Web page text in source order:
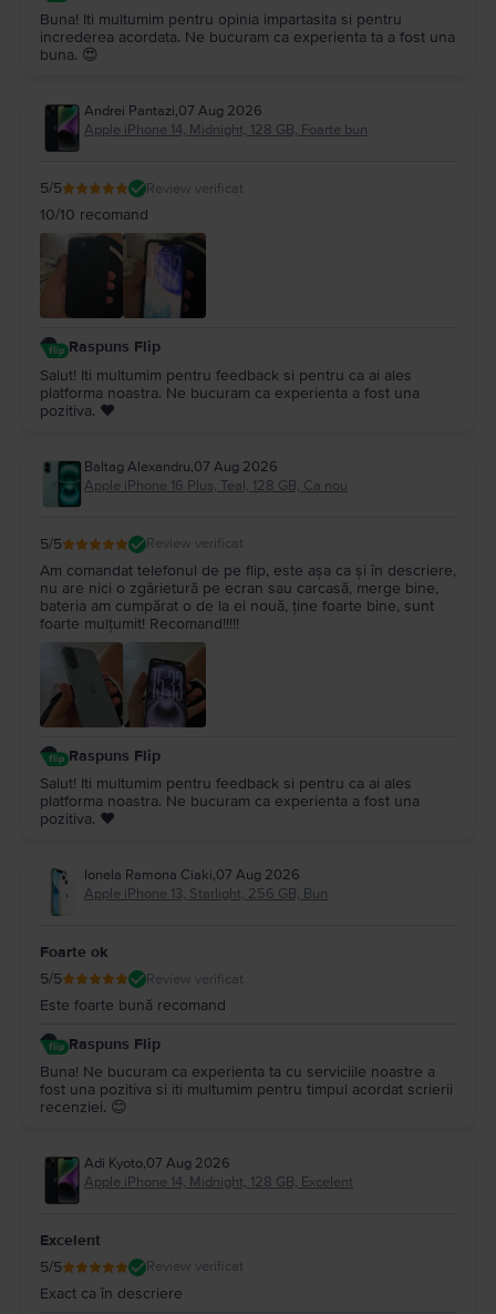
Buna! Iti multumim pentru opinia impartasita si pentru
increderea acordata. Ne bucuram ca experienta ta a fost una
buna. 😍
Andrei Pantazi,07 Aug 2026
Apple iPhone 14, Midnight, 128 GB, Foarte bun
5/5 Review verificat
10/10 recomand
Raspuns Flip
Salut! Iti multumim pentru feedback si pentru ca ai ales
platforma noastra. Ne bucuram ca experienta a fost una
pozitiva. ❤️
Baltag Alexandru,07 Aug 2026
Apple iPhone 16 Plus, Teal, 128 GB, Ca nou
5/5 Review verificat
Am comandat telefonul de pe flip, este așa ca și în descriere,
nu are nici o zgârietură pe ecran sau carcasă, merge bine,
bateria am cumpărat o de la ei nouă, ține foarte bine, sunt
foarte mulțumit! Recomand!!!!!
Raspuns Flip
Salut! Iti multumim pentru feedback si pentru ca ai ales
platforma noastra. Ne bucuram ca experienta a fost una
pozitiva. ❤️
Ionela Ramona Ciaki,07 Aug 2026
Apple iPhone 13, Starlight, 256 GB, Bun
Foarte ok
5/5 Review verificat
Este foarte bună recomand
Raspuns Flip
Buna! Ne bucuram ca experienta ta cu serviciile noastre a
fost una pozitiva si iti multumim pentru timpul acordat scrierii
recenziei. 😊
Adi Kyoto,07 Aug 2026
Apple iPhone 14, Midnight, 128 GB, Excelent
Excelent
5/5 Review verificat
Exact ca în descriere